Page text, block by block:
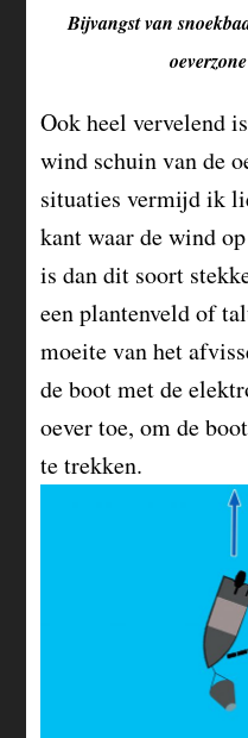
Bijvangst van
Ook heel vervelend
wind schuin van de
situaties vermijd ik
kant waar de wind
is dan dit soort
een plantenveld of
moeite van het
de boot met de
oever toe, om de
te trekken.